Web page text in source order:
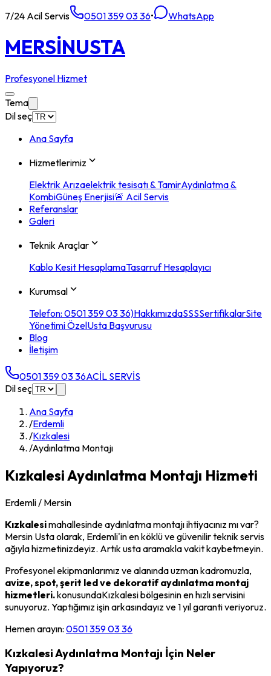
7/24 Acil Servis 0501 359 03 36• WhatsApp
MERSİNUSTA
Profesyonel Hizmet
Tema
Dil seç
Ana Sayfa
Hizmetlerimiz
Elektrik Arızaelektrik tesisatı & TamirAydınlatma &
KombiGüneş Enerjisi🚨 Acil Servis
Referanslar
Galeri
Teknik Araçlar
Kablo Kesit HesaplamaTasarruf Hesaplayıcı
Kurumsal
Telefon: 0501 359 03 36)HakkımızdaSSSSertifikalarSite
Yönetimi ÖzelUsta Başvurusu
Blog
İletişim
0501 359 03 36ACİL SERVİS
Dil seç
Ana Sayfa
/Erdemli
/Kızkalesi
/Aydınlatma Montajı
KızkalesiAydınlatma Montajı Hizmeti
Erdemli / Mersin
Kızkalesimahallesindeaydınlatma montajıihtiyacınız mı var?
Mersin Usta olarak, Erdemli'in en köklü ve güvenilir teknik servis
ağıyla hizmetinizdeyiz. Artık usta aramakla vakit kaybetmeyin.
Profesyonel ekipmanlarımız ve alanında uzman kadromuzla,
avize, spot, şerit led ve dekoratif aydınlatma montaj
hizmetleri.konusundaKızkalesibölgesinin en hızlı servisini
sunuyoruz. Yaptığımız işin arkasındayız ve 1 yıl garanti veriyoruz.
Hemen arayın: 0501 359 03 36
KızkalesiAydınlatma Montajı İçin Neler
Yapıyoruz?